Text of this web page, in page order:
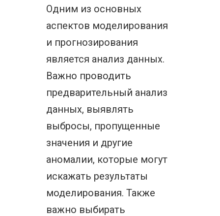
Одним из основных
аспектов моделирования
и прогнозирования
является анализ данных.
Важно проводить
предварительный анализ
данных, выявлять
выбросы, пропущенные
значения и другие
аномалии, которые могут
искажать результаты
моделирования. Также
важно выбирать